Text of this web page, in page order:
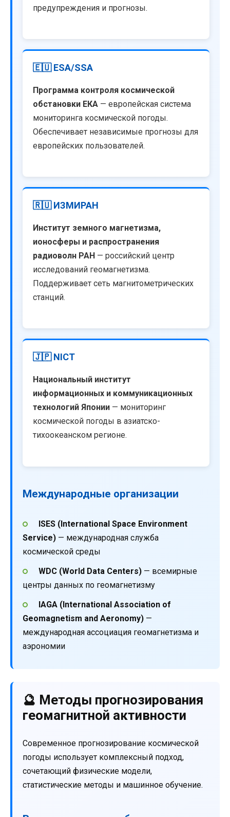
предупреждения и прогнозы.
🇪🇺 ESA/SSA
Программа контроля космической
обстановки ЕКА — европейская система
мониторинга космической погоды.
Обеспечивает независимые прогнозы для
европейских пользователей.
🇷🇺 ИЗМИРАН
Институт земного магнетизма,
ионосферы и распространения
радиоволн РАН — российский центр
исследований геомагнетизма.
Поддерживает сеть магнитометрических
станций.
🇯🇵 NICT
Национальный институт
информационных и коммуникационных
технологий Японии — мониторинг
космической погоды в азиатско-
тихоокеанском регионе.
Международные организации
ISES (International Space Environment
Service) — международная служба
космической среды
WDC (World Data Centers)— всемирные
центры данных по геомагнетизму
IAGA (International Association of
Geomagnetism and Aeronomy) —
международная ассоциация геомагнетизма и
аэрономии
🔮 Методы прогнозирования
геомагнитной активности
Современное прогнозирование космической
погоды использует комплексный подход,
сочетающий физические модели,
статистические методы и машинное обучение.